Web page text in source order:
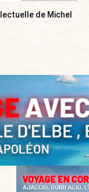
de Michel